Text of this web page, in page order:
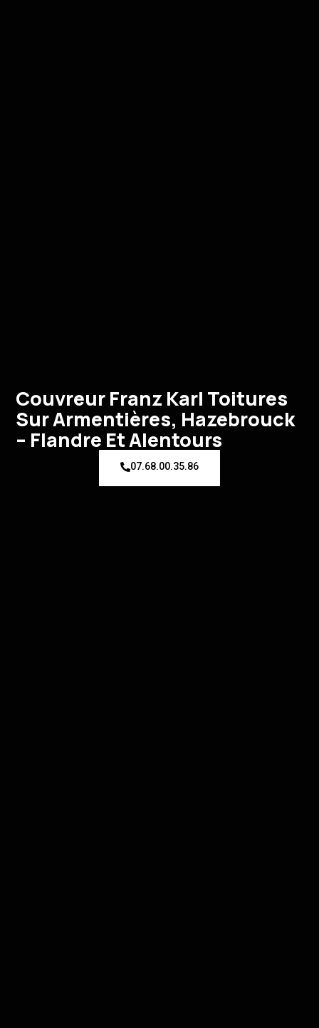
Couvreur Franz Karl Toitures
Sur Armentières, Hazebrouck
– Flandre Et Alentours
07.68.00.35.86